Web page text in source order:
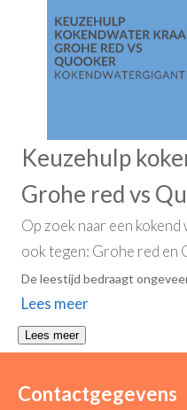
Keuzehulp
Grohe red vs
Op zoek naar een
ook tegen: Grohe red en
De leestijd bedraagt
Lees meer
Lees meer
Contactgegevens